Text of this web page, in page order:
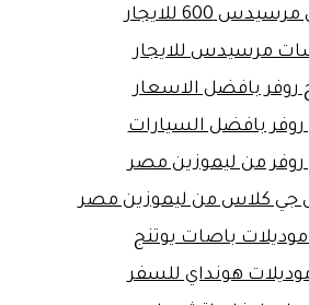
600 للايجار
مرسيدس للايجار
روفر بافضل الاسعار
روفر بافضل السيارات
روفر من ليموزين مصر
جي كلاس من ليموزين مصر
باصات يوتنج
هونداي للسفر